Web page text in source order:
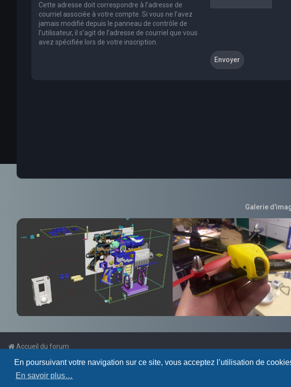
En poursuivant votre navigation sur ce site, vous acceptez l’utilisation de
En savoir plus…
Cette adresse doit correspondre à l’adresse de
courriel associée à votre compte. Si vous ne l’avez
jamais modifié depuis le panneau de contrôle de
l’utilisateur, il s’agit de l’adresse de courriel que vous
avez spécifiée lors de votre inscription.
Galerie
Accueil du forum
Powered by phpBB
Traduction française officielle